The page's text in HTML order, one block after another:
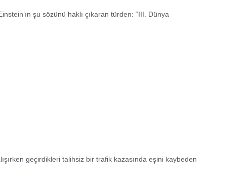
şu sözünü haklı çıkaran türden: “III. Dünya
geçirdikleri talihsiz bir trafik kazasında eşini kaybeden